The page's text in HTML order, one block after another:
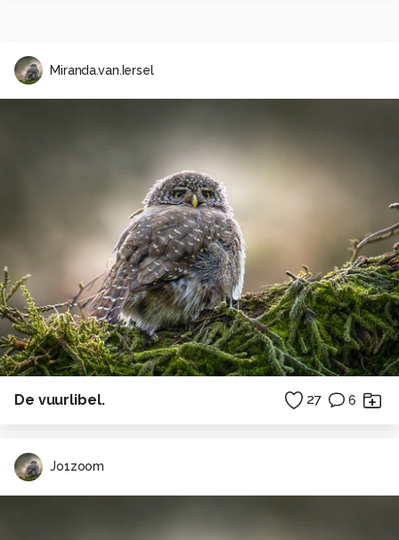
Miranda.van.Iersel
De vuurlibel. 27 6
Jo1zoom